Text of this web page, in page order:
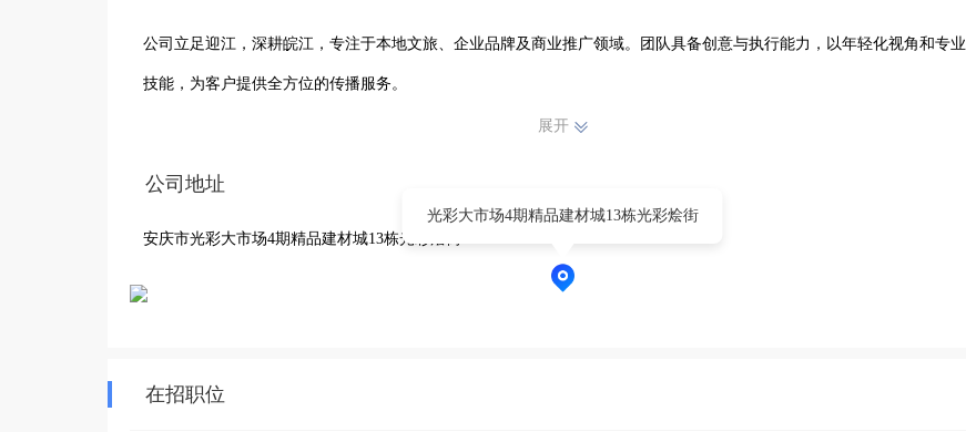
公司立足迎江，深耕皖江，专注于本地文旅、企业品牌及商业推广领域。团队具备创意与执行能力，以年轻化视角和专业
技能，为客户提供全方位的传播服务。
展开
公司地址
安庆市光彩大市场4期精品建材城13栋光彩烩街
光彩大市场4期精品建材城13栋光彩烩街
在招职位